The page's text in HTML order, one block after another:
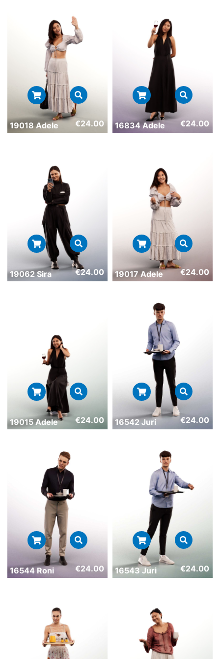
19018 Adele €24.00 16834 Adele €24.00
19062 Sira €24.00 19017 Adele €24.00
19015 Adele €24.00 16542 Juri €24.00
16544 Roni €24.00 16543 Juri €24.00